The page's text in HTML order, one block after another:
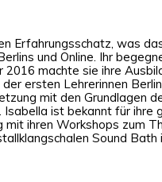
Erfahrungsschatz, was
und Online. Ihr
machte sie ihre
ersten Lehrerinnen
mit den Grundlagen
ist bekannt für
ihren Workshops zum
Sound Bath